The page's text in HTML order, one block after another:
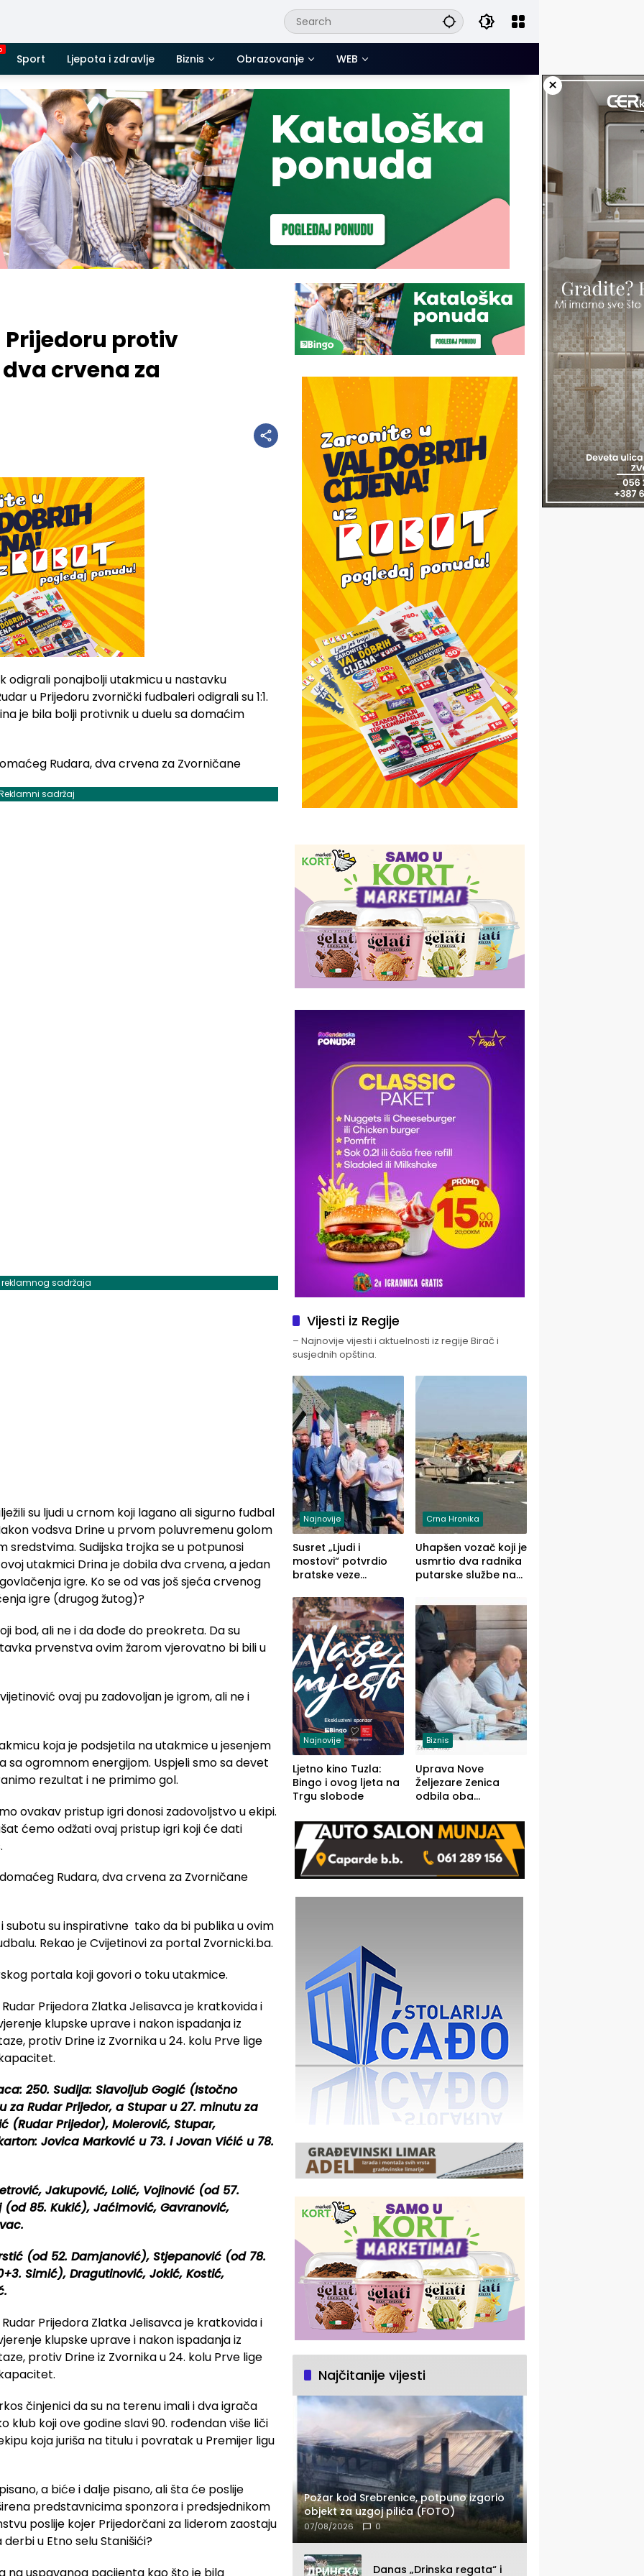
Sport Ljepota i zdravlje Biznis Obrazovanje WEB
×
Prijedoru protiv
crvena za
odigrali ponajbolji utakmicu u nastavku
u Prijedoru zvornički fudbaleri odigrali su 1:1.
je bila bolji protivnik u duelu sa domaćim
sadržaj
reklamnog sadržaja
su ljudi u crnom koji lagano ali sigurno fudbal
vodsva Drine u prvom poluvremenu golom
sredstvima. Sudijska trojka se u potpunosi
utakmici Drina je dobila dva crvena, a jedan
igre. Ko se od vas još sjeća crvenog
igre (drugog žutog)?
bod, ali ne i da dođe do preokreta. Da su
prvenstva ovim žarom vjerovatno bi bili u
ovaj pu zadovoljan je igrom, ali ne i
koja je podsjetila na utakmice u jesenjem
sa ogromnom energijom. Uspjeli smo sa devet
rezultat i ne primimo gol.
ovakav pristup igri donosi zadovoljstvo u ekipi.
ćemo odžati ovaj pristup igri koji će dati
subotu su inspirativne tako da bi publika u ovim
Rekao je Cvijetinovi za portal Zvornicki.ba.
portala koji govori o toku utakmice.
Prijedora Zlatka Jelisavca je kratkovida i
klupske uprave i nakon ispadanja iz
protiv Drine iz Zvornika u 24. kolu Prve lige
250. Sudija: Slavoljub Gogić (Istočno
za Rudar Prijedor, a Stupar u 27. minutu za
(Rudar Prijedor), Molerović, Stupar,
Jovica Marković u 73. i Jovan Vićić u 78.
Jakupović, Lolić, Vojinović (od 57.
85. Kukić), Jaćimović, Gavranović,
(od 52. Damjanović), Stjepanović (od 78.
Simić), Dragutinović, Jokić, Kostić,
Prijedora Zlatka Jelisavca je kratkovida i
klupske uprave i nakon ispadanja iz
protiv Drine iz Zvornika u 24. kolu Prve lige
činjenici da su na terenu imali i dva igrača
klub koji ove godine slavi 90. rođendan više liči
koja juriša na titulu i povratak u Premijer ligu
a biće i dalje pisano, ali šta će poslije
predstavnicima sponzora i predsjednikom
poslije kojer Prijedorčani za liderom zaostaju
u Etno selu Stanišići?
na uspavanog pacijenta kao što je bila
Vijesti iz Regije
– Najnovije vijesti i aktuelnosti iz regije Birač i
susjednih opština.
Najnovije
Susret „Ljudi i
mostovi“ potvrdio
bratske veze
Zvornika
Crna Hronika
Uhapšen vozač koji je
usmrtio dva radnika
putarske službe na
prema Šapcu
(FOTO)
Najnovije
Ljetno kino Tuzla:
Bingo i ovog ljeta na
Trgu slobode
Biznis
Uprava Nove
Željezare Zenica
odbila oba
FBiH: Ustrajni da je
stečaj jedino rješenje
Najčitanije vijesti
Požar kod Srebrenice, potpuno izgorio
objekt za uzgoj pilića (FOTO)
07/08/2026 0
Danas „Drinska regata“ i